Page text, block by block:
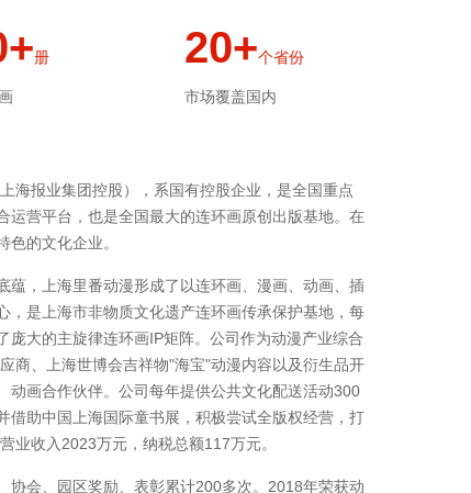
册 20+个省份
市场覆盖国内
海报业集团控股），系国有控股企业，是全国重点
营平台，也是全国最大的连环画原创出版基地。在
色的文化企业。
，上海里番动漫形成了以连环画、漫画、动画、插
是上海市非物质文化遗产连环画传承保护基地，每
大的主旋律连环画IP矩阵。公司作为动漫产业综合
商、上海世博会吉祥物"海宝"动漫内容以及衍生品开
动画合作伙伴。公司每年提供公共文化配送活动300
借助中国上海国际童书展，积极尝试全版权经营，打
业收入2023万元，纳税总额117万元。
协会、园区奖励、表彰累计200多次。2018年荣获动